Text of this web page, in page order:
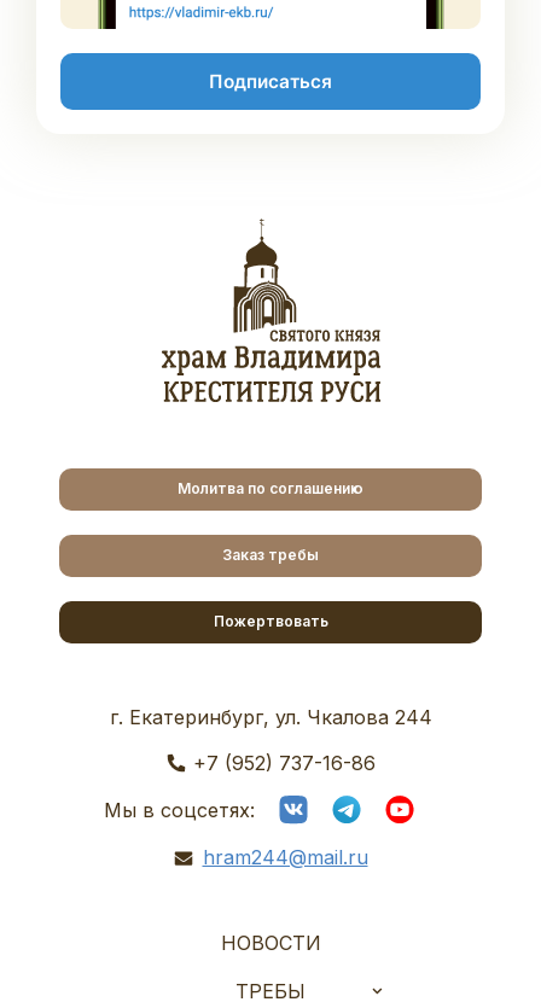
Подписаться
Молитва по соглашению
Заказ требы
Пожертвовать
г. Екатеринбург, ул. Чкалова 244
+7 (952) 737-16-86
Мы в соцсетях:
hram244@mail.ru
НОВОСТИ
ТРЕБЫ